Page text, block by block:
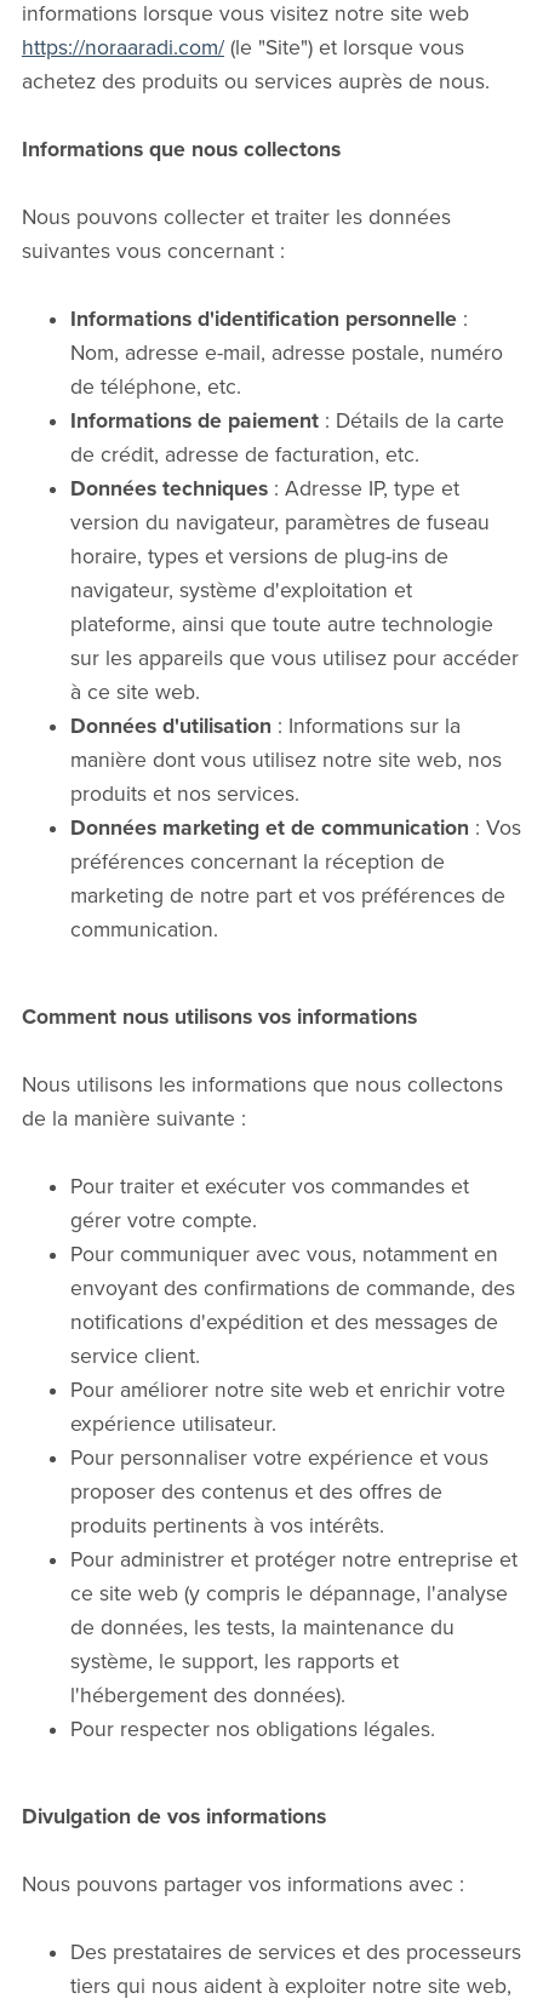
informations lorsque vous visitez notre site web
https://noraaradi.com/(le "Site") et lorsque vous
achetez des produits ou services auprès de nous.
Informations que nous collectons
Nous pouvons collecter et traiter les données
suivantes vous concernant :
Informations d'identification personnelle:
Nom, adresse e-mail, adresse postale, numéro
de téléphone, etc.
Informations de paiement: Détails de la carte
de crédit, adresse de facturation, etc.
Données techniques: Adresse IP, type et
version du navigateur, paramètres de fuseau
horaire, types et versions de plug-ins de
navigateur, système d'exploitation et
plateforme, ainsi que toute autre technologie
sur les appareils que vous utilisez pour accéder
à ce site web.
Données d'utilisation : Informations sur la
manière dont vous utilisez notre site web, nos
produits et nos services.
Données marketing et de communication : Vos
préférences concernant la réception de
marketing de notre part et vos préférences de
communication.
Comment nous utilisons vos informations
Nous utilisons les informations que nous collectons
de la manière suivante :
Pour traiter et exécuter vos commandes et
gérer votre compte.
Pour communiquer avec vous, notamment en
envoyant des confirmations de commande, des
notifications d'expédition et des messages de
service client.
Pour améliorer notre site web et enrichir votre
expérience utilisateur.
Pour personnaliser votre expérience et vous
proposer des contenus et des offres de
produits pertinents à vos intérêts.
Pour administrer et protéger notre entreprise et
ce site web (y compris le dépannage, l'analyse
de données, les tests, la maintenance du
système, le support, les rapports et
l'hébergement des données).
Pour respecter nos obligations légales.
Divulgation de vos informations
Nous pouvons partager vos informations avec :
Des prestataires de services et des processeurs
tiers qui nous aident à exploiter notre site web,